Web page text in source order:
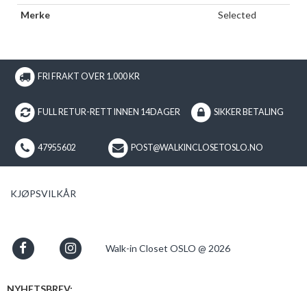
Merke
Selected
FRI FRAKT OVER 1.000 KR
FULL RETUR-RETT INNEN 14DAGER SIKKER BETALING
47955602 POST@WALKINCLOSETOSLO.NO
KJØPSVILKÅR
Walk-in Closet OSLO @ 2026